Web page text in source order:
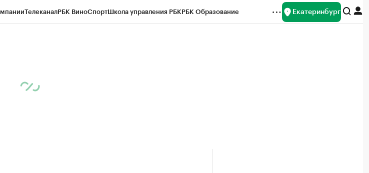
ТелеканалРБК ВиноСпортШкола управления РБКРБК Образование Екатеринбург